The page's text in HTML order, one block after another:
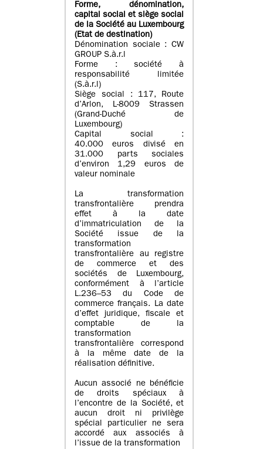
Forme, dénomination,
capital social et siège social
de la Société au Luxembourg
(Etat de destination)
Dénomination sociale : CW
GROUP S.à.r.l
Forme : société à
responsabilité limitée
(S.à.r.l)
Siège social : 117, Route
d’Arlon, L-8009 Strassen
(Grand-Duché de
Luxembourg)
Capital social :
40.000 euros divisé en
31.000 parts sociales
d’environ 1,29 euros de
valeur nominale
La transformation
transfrontalière prendra
effet à la date
d’immatriculation de la
Société issue de la
transformation
transfrontalière au registre
de commerce et des
sociétés de Luxembourg,
conformément à l’article
L.236–53 du Code de
commerce français. La date
d’effet juridique, fiscale et
comptable de la
transformation
transfrontalière correspond
à la même date de la
réalisation définitive.
Aucun associé ne bénéficie
de droits spéciaux à
l’encontre de la Société, et
aucun droit ni privilège
spécial particulier ne sera
accordé aux associés à
l’issue de la transformation